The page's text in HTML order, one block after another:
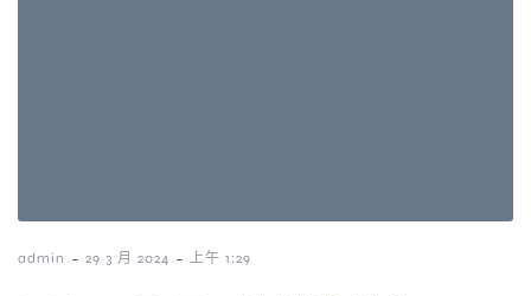
admin - 29 3 月 2024 - 上午 1:29